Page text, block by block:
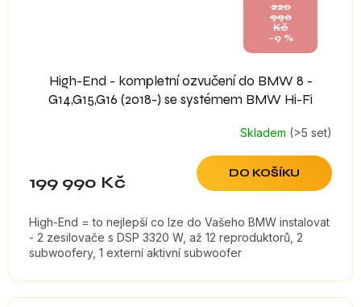
220
990
Kč
–9 %
High-End - kompletní ozvučení do BMW 8 -
G14,G15,G16 (2018-) se systémem BMW Hi-Fi
Skladem (>5 set)
199 990 Kč DO KOŠÍKU
High-End = to nejlepší co lze do Vašeho BMW instalovat
- 2 zesilovače s DSP 3320 W, až 12 reproduktorů, 2
subwoofery, 1 externí aktivní subwoofer